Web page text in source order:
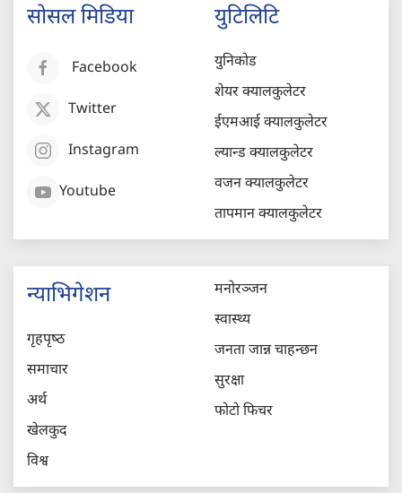
सोसल मिडिया
Facebook
Twitter
Instagram
Youtube
युटिलिटि
युनिकोड
शेयर क्यालकुलेटर
ईएमआई क्यालकुलेटर
ल्यान्ड क्यालकुलेटर
वजन क्यालकुलेटर
तापमान क्यालकुलेटर
न्याभिगेशन
गृहपृष्‍ठ
समाचार
अर्थ
खेलकुद
विश्व
मनोरञ्जन
स्वास्थ्य
जनता जान्न चाहन्छन
सुरक्षा
फोटो फिचर